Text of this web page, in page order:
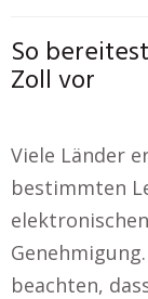
So
Zoll vor
Viele Länder
bestimmten
beachten,